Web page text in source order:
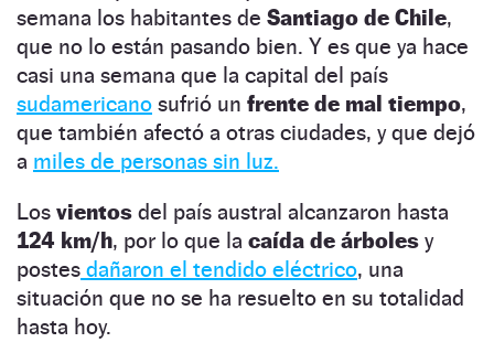
semana los habitantes de Santiago de Chile,
que no lo están pasando bien. Y es que ya hace
casi una semana que la capital del país
sudamericano sufrió un frente de mal tiempo,
que también afectó a otras ciudades, y que dejó
a miles de personas sin luz.
Los vientos del país austral alcanzaron hasta
124 km/h, por lo que la caída de árboles y
postes dañaron el tendido eléctrico, una
situación que no se ha resuelto en su totalidad
hasta hoy.